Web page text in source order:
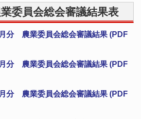
委員会総会審議結果表
分 農業委員会総会審議結果 (PDF
分 農業委員会総会審議結果 (PDF
分 農業委員会総会審議結果 (PDF